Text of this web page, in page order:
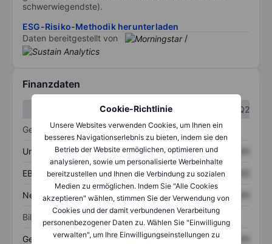
Cookie-Richtlinie
Unsere Websites verwenden Cookies, um Ihnen ein
besseres Navigationserlebnis zu bieten, indem sie den
Betrieb der Website ermöglichen, optimieren und
analysieren, sowie um personalisierte Werbeinhalte
bereitzustellen und Ihnen die Verbindung zu sozialen
Medien zu ermöglichen. Indem Sie "Alle Cookies
akzeptieren" wählen, stimmen Sie der Verwendung von
Cookies und der damit verbundenen Verarbeitung
personenbezogener Daten zu. Wählen Sie "Einwilligung
verwalten", um Ihre Einwilligungseinstellungen zu
schwerwiegendste).
ESG-Risiko-Methodik herunterladen
Daten bereitgestellt von
/
Finanzdaten
Q2
Gewinn- und Verlustrechnung
Umsatz XXXXXXX XXXXXXX
EBITDA XXXXXXX XXXXXXX
Nettoeinkommen XXXXXXX XXXXXXX
Bilanz
Gesamtvermögen XXXXXXX XXXXXXX